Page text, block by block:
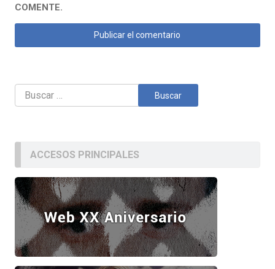
COMENTE.
Buscar:
ACCESOS PRINCIPALES